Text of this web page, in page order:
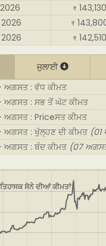
₹ 143,130
₹
₹ 142,510
ਜੁਲਾਈ
ਅਗਸਤ : ਵੱਧ ਕੀਮਤ
ਅਗਸਤ : ਸਭ ਤੋਂ ਘੱਟ ਕੀਮਤ
ਅਗਸਤ : Priceਸਤ ਕੀਮਤ
ਅਗਸਤ : ਖੁੱਲ੍ਹਣ ਦੀ ਕੀਮਤ
ਅਗਸਤ : ਬੰਦ ਕੀਮਤ (07
ਸੋਨੇ ਦੀਆਂ ਕੀਮਤਾਂ